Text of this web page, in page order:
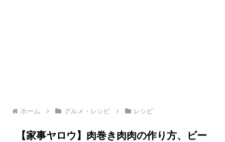
ホーム グルメ・レシピ レシピ
【家事ヤロウ】肉巻き肉肉の作り方、ビー